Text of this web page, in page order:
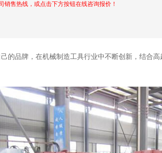
售热线，或点击下方按钮在线咨询报价！
品牌，在机械制造工具行业中不断创新，结合高